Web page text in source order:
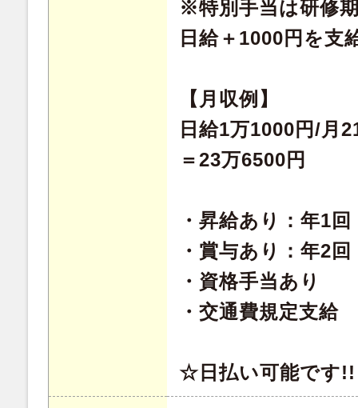
※特別手当は研修
日給＋1000円を支
【月収例】
日給1万1000円/月
＝23万6500円
・昇給あり：年1回
・賞与あり：年2回
・資格手当あり
・交通費規定支給
☆日払い可能です!!